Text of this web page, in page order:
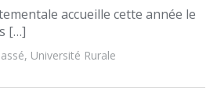
accueille cette année le
[…]
, Université Rurale